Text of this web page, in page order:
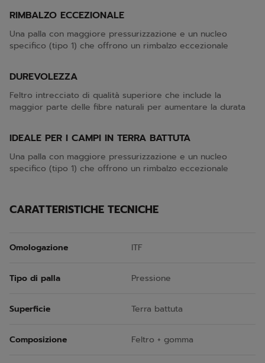
RIMBALZO ECCEZIONALE
Una palla con maggiore pressurizzazione e un nucleo
specifico (tipo 1) che offrono un rimbalzo eccezionale
DUREVOLEZZA
Feltro intrecciato di qualità superiore che include la
maggior parte delle fibre naturali per aumentare la durata
IDEALE PER I CAMPI IN TERRA BATTUTA
Una palla con maggiore pressurizzazione e un nucleo
specifico (tipo 1) che offrono un rimbalzo eccezionale
CARATTERISTICHE TECNICHE
Omologazione ITF
Tipo di palla Pressione
Superficie Terra battuta
Composizione Feltro + gomma